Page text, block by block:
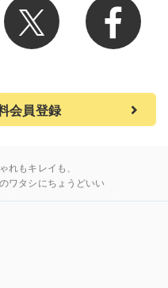
会員登録
れもキレイも、
ワタシにちょうどいい